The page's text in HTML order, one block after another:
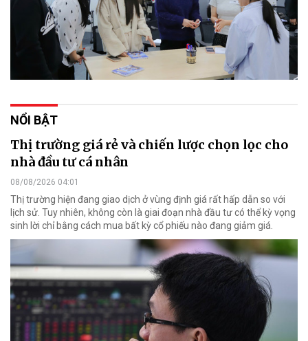
NỔI BẬT
Thị trường giá rẻ và chiến lược chọn lọc cho
nhà đầu tư cá nhân
08/08/2026 04:01
Thị trường hiện đang giao dịch ở vùng định giá rất hấp dẫn so với
lịch sử. Tuy nhiên, không còn là giai đoạn nhà đầu tư có thể kỳ vọng
sinh lời chỉ bằng cách mua bất kỳ cổ phiếu nào đang giảm giá.